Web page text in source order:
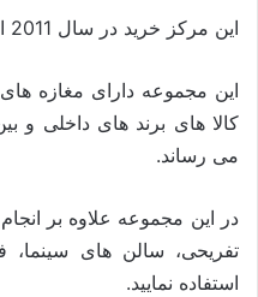
این مرکز خرید در سال 2011 افتتاح گردیده است.
این مجموعه دارای مغازه
کالا های برند های داخلی و
می رساند.
در این مجموعه علاوه بر
تفریحی، سالن های
استفاده نمایید.